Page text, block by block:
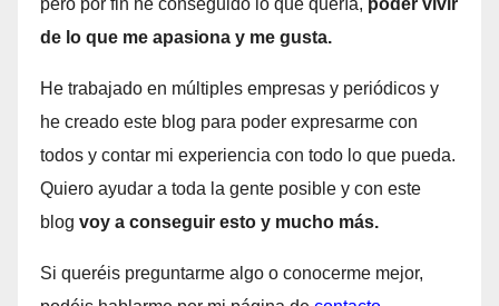
pero por fin he conseguido lo que quería, poder vivir
de lo que me apasiona y me gusta.
He trabajado en múltiples empresas y periódicos y
he creado este blog para poder expresarme con
todos y contar mi experiencia con todo lo que pueda.
Quiero ayudar a toda la gente posible y con este
blog voy a conseguir esto y mucho más.
Si queréis preguntarme algo o conocerme mejor,